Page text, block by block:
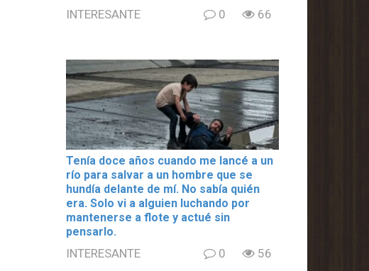
INTERESANTE 0 66
Tenía doce años cuando me lancé a un
río para salvar a un hombre que se
hundía delante de mí. No sabía quién
era. Solo vi a alguien luchando por
mantenerse a flote y actué sin
pensarlo.
INTERESANTE 0 56